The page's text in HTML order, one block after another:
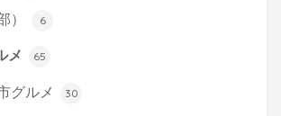
） 6
メ 65
グルメ 30